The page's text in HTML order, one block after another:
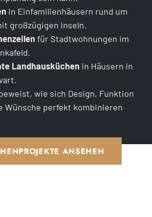
in Einfamilienhäusern rund um
großzügigen Inseln.
für Stadtwohnungen im
Landhausküchen in Häusern in
wie sich Design, Funktion
Wünsche perfekt kombinieren
ANSEHEN